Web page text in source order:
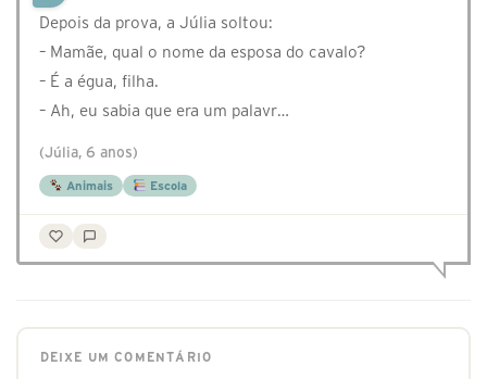
⁣⁣⁣⁣Depois da prova, a Júlia soltou:
– Mamãe, qual o nome da esposa do cavalo?
– É a égua, filha.
– Ah, eu sabia que era um palavr…
(Júlia, 6 anos)
Animais Escola
DEIXE UM COMENTÁRIO